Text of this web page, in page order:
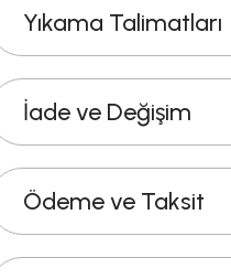
Yıkama Talimatları
İade ve Değişim
Ödeme ve Taksit